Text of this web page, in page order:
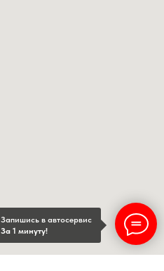
Запишись в автосервис
За 1 минуту!